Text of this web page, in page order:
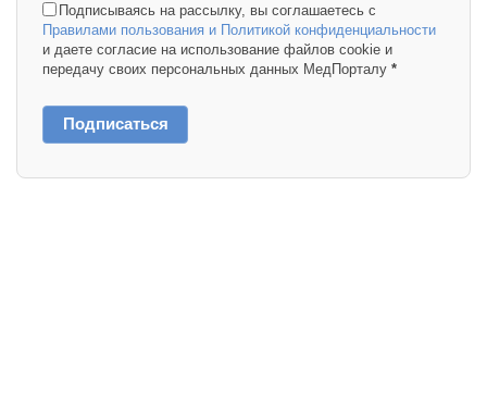
Подписываясь на рассылку, вы соглашаетесь с
Правилами пользования и Политикой конфиденциальности
и даете согласие на использование файлов cookie и
передачу своих персональных данных МедПорталу *
Подписаться